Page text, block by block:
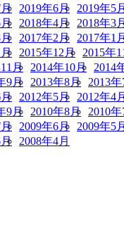
2019年6月 2019年5
2018年4月 2018年3
2017年2月 2017年1
2015年12月 2015年
月 2014年10月 2014
9月 2013年8月 2013
2012年5月 2012年4
9月 2010年8月 2010
2009年6月 2009年5
2008年4月